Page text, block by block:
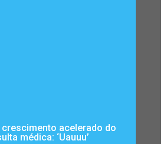
acelerado do
médica: ‘Uauuu’